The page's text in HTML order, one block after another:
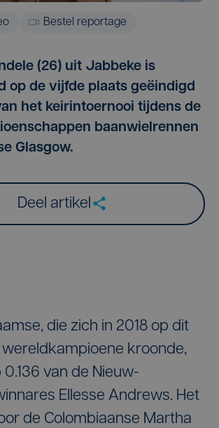
Bestel reportage
(26) uit Jabbeke is
op de vijfde plaats geëindigd
het keirintoernooi tijdens de
baanwielrennen
Glasgow.
Deel artikel
die zich in 2018 op dit
kroonde,
van de Nieuw-
Ellesse Andrews. Het
de Colombiaanse Martha